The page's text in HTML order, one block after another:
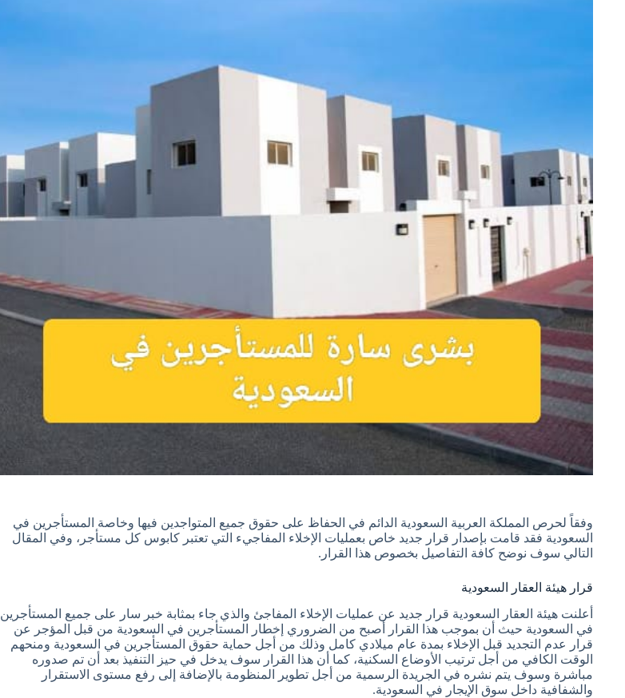
وفقاً لحرص المملكة العربية السعودية الدائم في الحفاظ على حقوق جميع المتواجدين فيها وخاصة المستأجرين في
السعودية فقد قامت بإصدار قرار جديد خاص بعمليات الإخلاء المفاجيء التي تعتبر كابوس كل مستأجر، وفي المقال
التالي سوف نوضح كافة التفاصيل بخصوص هذا القرار.
قرار هيئة العقار السعودية
أعلنت هيئة العقار السعودية قرار جديد عن عمليات الإخلاء المفاجئ والذي جاء بمثابة خبر سار على جميع المستأجرين
في السعودية حيث أن بموجب هذا القرار أصبح من الضروري إخطار المستأجرين في السعودية من قبل المؤجر عن
قرار عدم التجديد قبل الإخلاء بمدة عام ميلادي كامل وذلك من أجل حماية حقوق المستأجرين في السعودية ومنحهم
الوقت الكافي من أجل ترتيب الأوضاع السكنية، كما أن هذا القرار سوف يدخل في حيز التنفيذ بعد أن تم صدوره
مباشرة وسوف يتم نشره في الجريدة الرسمية من أجل تطوير المنظومة بالإضافة إلى رفع مستوى الاستقرار
والشفافية داخل سوق الإيجار في السعودية.